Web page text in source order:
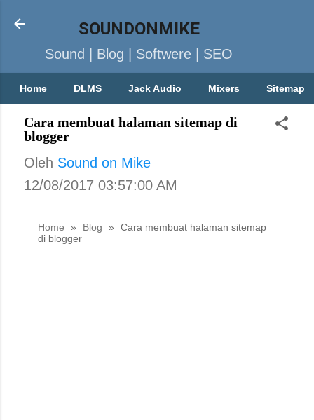
SOUNDONMIKE
Sound | Blog | Softwere | SEO
Home DLMS Jack Audio Mixers Sitemap
Cara membuat halaman sitemap di
blogger
Oleh Sound on Mike
12/08/2017 03:57:00 AM
Home » Blog »
Cara membuat halaman sitemap
di blogger